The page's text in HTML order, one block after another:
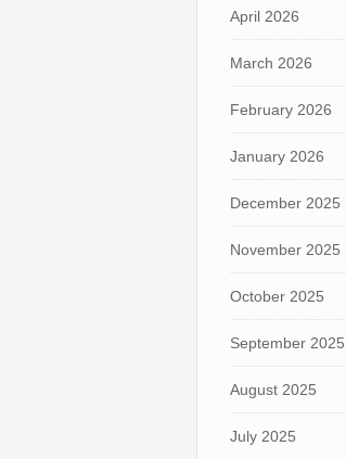
April 2026
March 2026
February 2026
January 2026
December 2025
November 2025
October 2025
September 2025
August 2025
July 2025